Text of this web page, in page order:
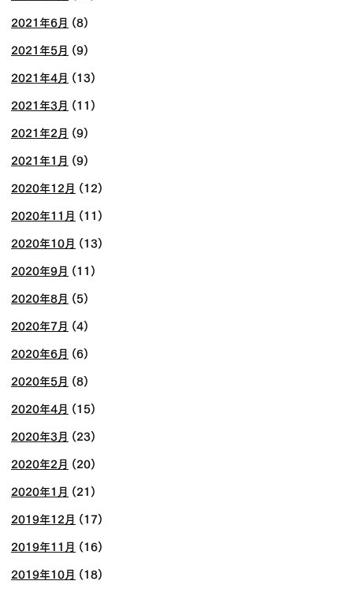
2021年6月 (8)
2021年5月 (9)
2021年4月 (13)
2021年3月 (11)
2021年2月 (9)
2021年1月 (9)
2020年12月 (12)
2020年11月 (11)
2020年10月 (13)
2020年9月 (11)
2020年8月 (5)
2020年7月 (4)
2020年6月 (6)
2020年5月 (8)
2020年4月 (15)
2020年3月 (23)
2020年2月 (20)
2020年1月 (21)
2019年12月 (17)
2019年11月 (16)
2019年10月 (18)